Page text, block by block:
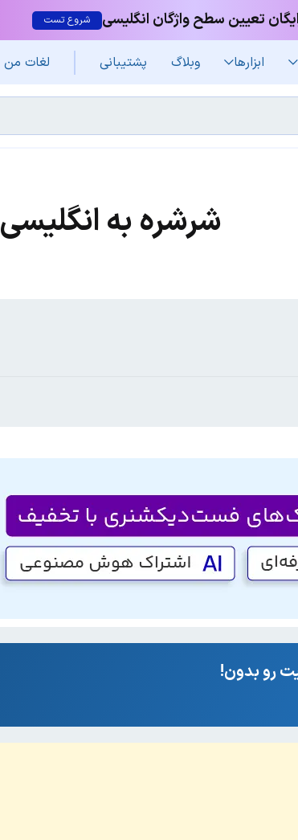
تعیین سطح واژگان انگلیسی شروع تست
ابزارها وبلاگ پشتیبانی لغات من
شرشره به انگلیسی
رو بدون!